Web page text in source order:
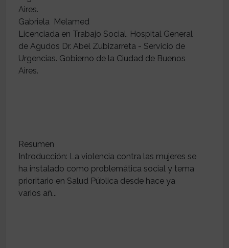
Aires.
Gabriela Melamed
Licenciada en Trabajo Social. Hospital General
de Agudos Dr. Abel Zubizarreta - Servicio de
Urgencias. Gobierno de la Ciudad de Buenos
Aires.
Resumen
Introducción: La violencia contra las mujeres se
ha instalado como problemática social y tema
prioritario en Salud Pública desde hace ya
varios añ...